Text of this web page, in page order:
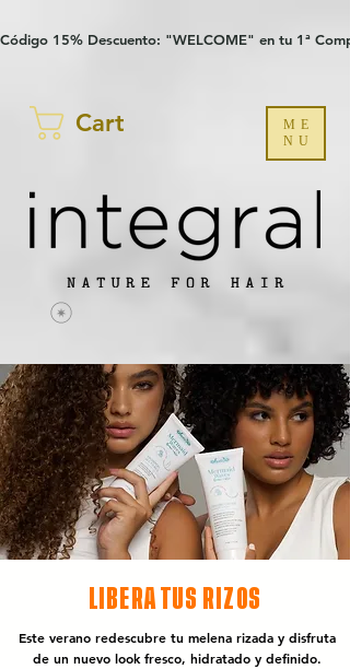
Código 15% Descuento: "WELCOME" en tu 1ª
Cart
ME
NU
LIBERA TUS RIZOS
Este verano redescubre tu melena rizada y disfruta
de un nuevo look fresco, hidratado y definido.